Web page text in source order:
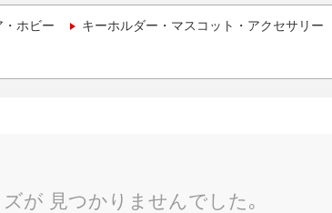
・ホビー キーホルダー・マスコット・アクセサリー